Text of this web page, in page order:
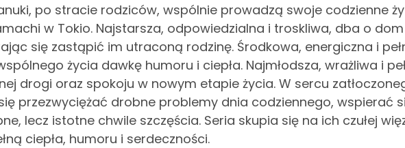
po stracie rodziców, wspólnie prowadzą swoje codzienne
w Tokio. Najstarsza, odpowiedzialna i troskliwa, dba o
się zastąpić im utraconą rodzinę. Środkowa, energiczna i
życia dawkę humoru i ciepła. Najmłodsza, wrażliwa i
drogi oraz spokoju w nowym etapie życia. W sercu
przezwyciężać drobne problemy dnia codziennego, wspierać
lecz istotne chwile szczęścia. Seria skupia się na ich czułej
ciepła, humoru i serdeczności.